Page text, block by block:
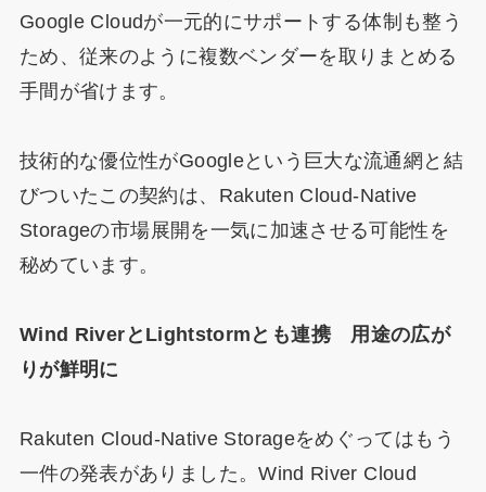
Google Cloudが一元的にサポートする体制も整う
ため、従来のように複数ベンダーを取りまとめる
手間が省けます。
技術的な優位性がGoogleという巨大な流通網と結
びついたこの契約は、Rakuten Cloud-Native
Storageの市場展開を一気に加速させる可能性を
秘めています。
Wind RiverとLightstormとも連携 用途の広が
りが鮮明に
Rakuten Cloud-Native Storageをめぐってはもう
一件の発表がありました。Wind River Cloud